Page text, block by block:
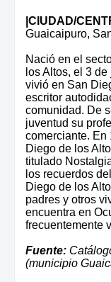
|CIUDAD/
Guaicaipuro,
Nació en el
los Altos, el 3
vivió en San
escritor
comunidad. De
juventud su
comerciante. En
Diego de los
titulado
los recuerdos
Diego de los
padres y otros
encuentra en
frecuentemente
Fuente:
(municipio